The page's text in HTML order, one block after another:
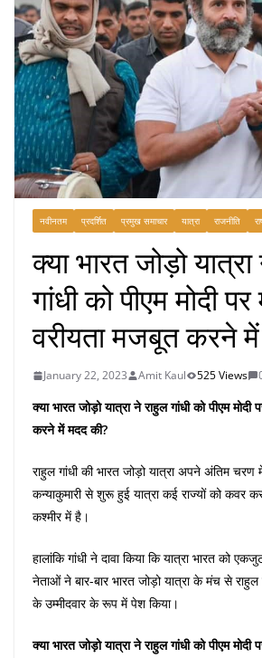
नवीनतम प्रदर्शित प्रमुख समाचार यात्रा राजनीति
क्या भारत जोड़ो
गांधी को पीएम मोदी
वरीयता मजबूत करने
January 22, 2023 Amit Kaul 525 Views
क्या भारत जोड़ो यात्रा ने राहुल गांधी को पीएम
करने में मदद की?
राहुल गांधी की भारत जोड़ो यात्रा अपने अंतिम
कन्याकुमारी से शुरू हुई यात्रा कई राज्यों को कवर
कश्मीर में है।
हालांकि गांधी ने दावा किया कि यात्रा भारत को
नेताओं ने बार-बार भारत जोड़ो यात्रा के मंच से राहुल
के उम्मीदवार के रूप में पेश किया।
क्या भारत जोड़ो यात्रा ने राहुल गांधी को पीएम